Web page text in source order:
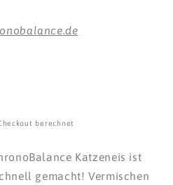
berechnet
Katzeneis ist
gemacht! Vermischen